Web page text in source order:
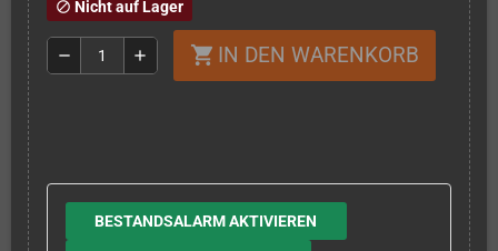
block Nicht auf Lager
remove add shopping_cart IN DEN WARENKORB
BESTANDSALARM AKTIVIEREN